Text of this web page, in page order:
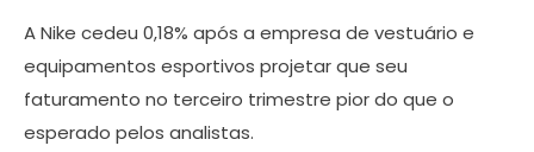
A Nike cedeu 0,18% após a empresa de vestuário e
equipamentos esportivos projetar que seu
faturamento no terceiro trimestre pior do que o
esperado pelos analistas.